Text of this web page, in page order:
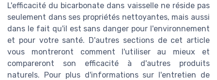
L'efficacité du bicarbonate dans vaisselle ne réside pas
seulement dans ses propriétés nettoyantes, mais aussi
dans le fait qu'il est sans danger pour l'environnement
et pour votre santé. D'autres sections de cet article
vous montreront comment l'utiliser au mieux et
compareront son efficacité à d'autres produits
naturels. Pour plus d'informations sur l'entretien de